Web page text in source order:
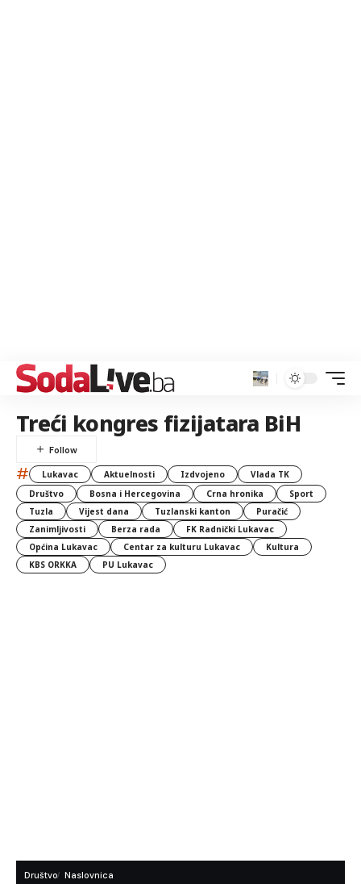
Treći kongres fizijatara BiH
# Lukavac Aktuelnosti Izdvojeno
Vlada TK
Društvo
Bosna i Hercegovina Crna hronika
Sport
Tuzla
Vijest dana Tuzlanski kanton
Puračić
Zanimljivosti
Berza rada
FK Radnički Lukavac
Općina Lukavac
Centar za kulturu Lukavac
Kultura
KBS ORKKA
PU Lukavac
Društvo Naslovnica